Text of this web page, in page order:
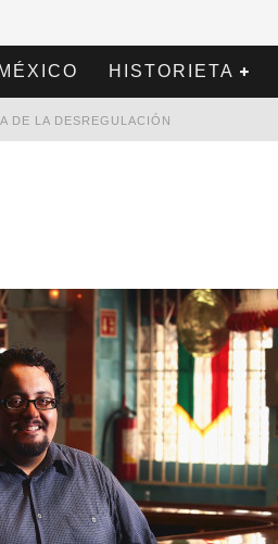
MÉXICO HISTORIETA
DE LA DESREGULACIÓN
| LA NIEVE